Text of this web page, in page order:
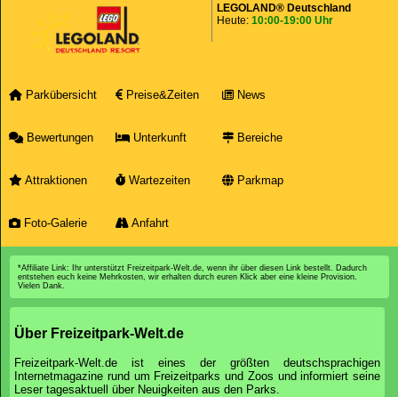
LEGOLAND® Deutschland
Heute: 10:00-19:00 Uhr
Parkübersicht Preise&Zeiten News
Bewertungen Unterkunft Bereiche
Attraktionen Wartezeiten Parkmap
Foto-Galerie Anfahrt
*Affiliate Link: Ihr unterstützt Freizeitpark-Welt.de, wenn ihr über diesen Link bestellt. Dadurch
entstehen euch keine Mehrkosten, wir erhalten durch euren Klick aber eine kleine Provision.
Vielen Dank.
Über Freizeitpark-Welt.de
Freizeitpark-Welt.de ist eines der größten deutschsprachigen
Internetmagazine rund um Freizeitparks und Zoos und informiert seine
Leser tagesaktuell über Neuigkeiten aus den Parks.